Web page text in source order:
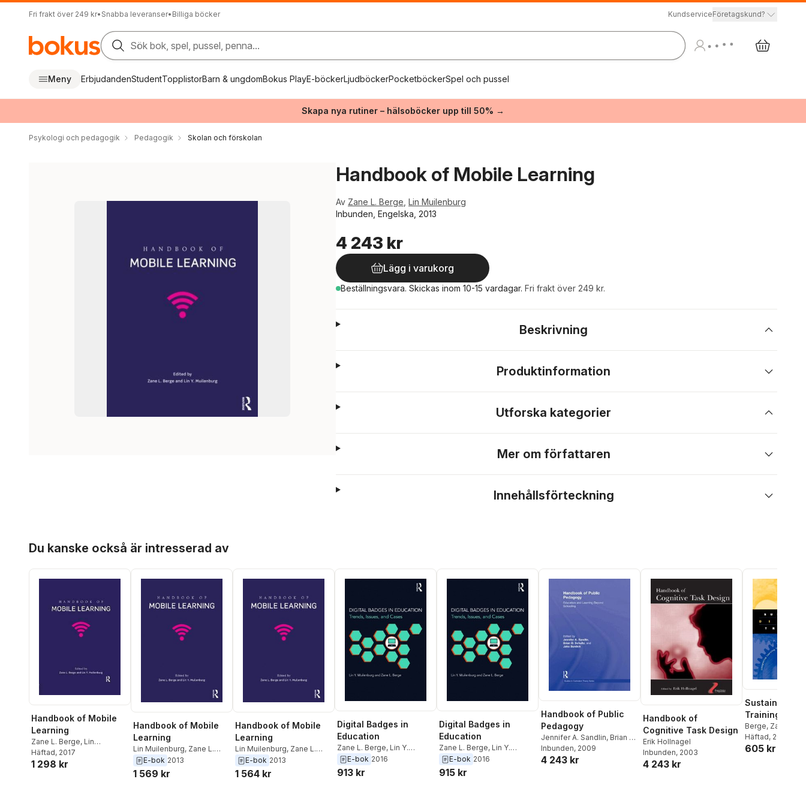
Fri frakt över 249 kr• Snabba leveranser• Billiga böcker KundserviceFöretagskund?
Sök bok, spel, pussel, penna...
Meny ErbjudandenStudentTopplistorBarn & ungdomBokus PlayE-böckerLjudböckerPocketböckerSpel och pussel
Skapa nya rutiner – hälsoböcker upp till 50% →
Psykologi och pedagogik Pedagogik Skolan och förskolan
Handbook of Mobile Learning
Av Zane L. Berge Lin Muilenburg
Inbunden, Engelska, 2013
4 243 kr
Lägg i varukorg
Beställningsvara. Skickas inom 10-15 vardagar. Fri frakt över 249 kr.
Beskrivning
Produktinformation
Utforska kategorier
Mer om författaren
Innehållsförteckning
Du kanske också är intresserad av
Handbook of Mobile
Learning
Zane L. Berge, Lin
Muilenburg
Häftad, 2017
1 298 kr
Handbook of Mobile
Learning
Lin Muilenburg, Zane L.
Berge
E-bok 2013
1 569 kr
Handbook of Mobile
Learning
Lin Muilenburg, Zane L.
Berge
E-bok 2013
1 564 kr
Digital Badges in
Education
Zane L. Berge, Lin Y.
Muilenburg
E-bok 2016
913 kr
Digital Badges in
Education
Zane L. Berge, Lin Y.
Muilenburg
E-bok 2016
915 kr
Handbook of Public
Pedagogy
Jennifer A. Sandlin, Brian D.
Schultz,Jake Burdick
Inbunden, 2009
4 243 kr
Handbook of
Cognitive Task Design
Erik Hollnagel
Inbunden, 2003
4 243 kr
Sustaining
Training
Berge, Zane L.
Häftad, 2001
605 kr